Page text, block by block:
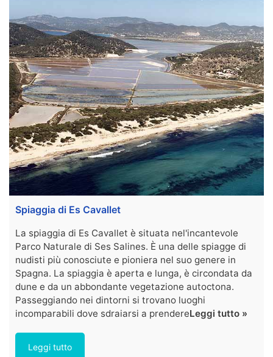
Spiaggia di Es Cavallet
La spiaggia di Es Cavallet è situata nel'incantevole
Parco Naturale di Ses Salines. È una delle spiagge di
nudisti più conosciute e pioniera nel suo genere in
Spagna. La spiaggia è aperta e lunga, è circondata da
dune e da un abbondante vegetazione autoctona.
Passeggiando nei dintorni si trovano luoghi
incomparabili dove sdraiarsi a prendereLeggi tutto »
Leggi tutto